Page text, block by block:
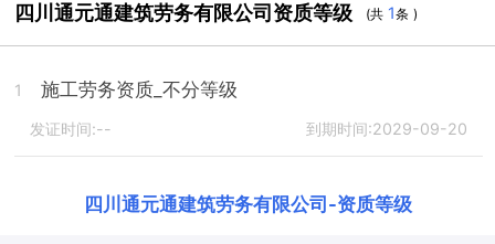
四川通元通建筑劳务有限公司资质等级 (共 1条 )
1 施工劳务资质_不分等级
发证时间:-- 到期时间:2029-09-20
四川通元通建筑劳务有限公司 -资质等级